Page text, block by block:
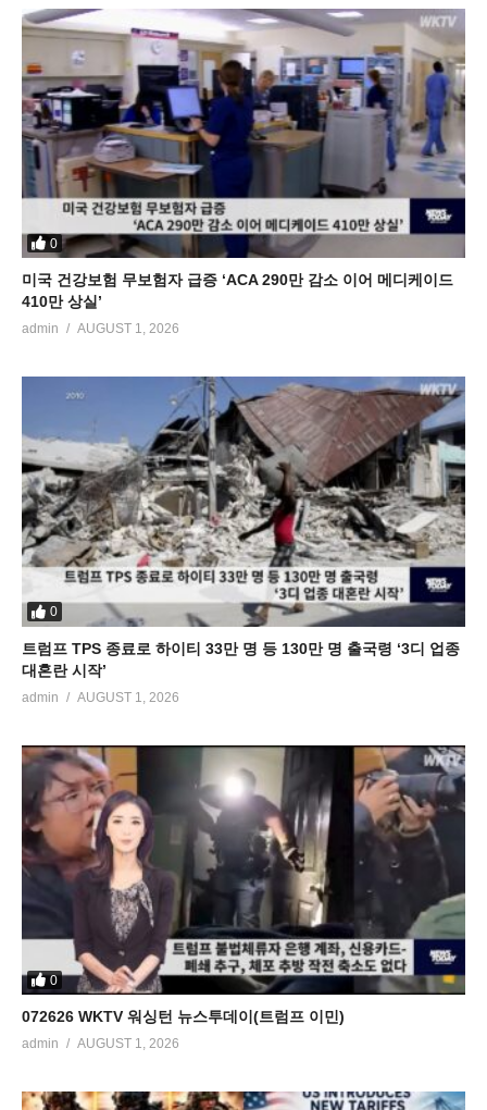
0
미국 건강보험 무보험자 급증 ‘ACA 290만 감소 이어 메디케이드
410만 상실’
admin AUGUST 1, 2026
0
트럼프 TPS 종료로 하이티 33만 명 등 130만 명 출국령 ‘3디 업종
대혼란 시작’
admin AUGUST 1, 2026
0
072626 WKTV 워싱턴 뉴스투데이(트럼프 이민)
admin AUGUST 1, 2026